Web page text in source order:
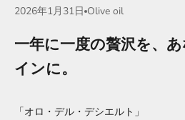
2026年1月31日 Olive oil
一年に一度の贅沢を、
インに。
「オロ・デル・デシエルト」